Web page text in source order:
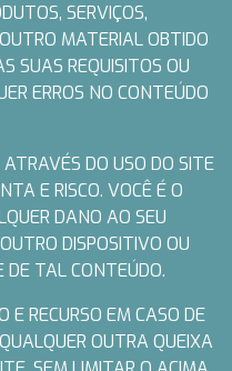
SERVIÇOS,
MATERIAL OBTIDO
SUAS REQUISITOS OU
ERROS NO CONTEÚDO
DO USO DO SITE
E RISCO. VOCÊ É O
DANO AO SEU
DISPOSITIVO OU
DE TAL CONTEÚDO.
E RECURSO EM CASO DE
OUTRA QUEIXA